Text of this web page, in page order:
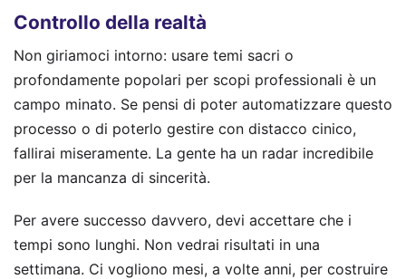
Controllo della realtà
Non giriamoci intorno: usare temi sacri o
profondamente popolari per scopi professionali è un
campo minato. Se pensi di poter automatizzare questo
processo o di poterlo gestire con distacco cinico,
fallirai miseramente. La gente ha un radar incredibile
per la mancanza di sincerità.
Per avere successo davvero, devi accettare che i
tempi sono lunghi. Non vedrai risultati in una
settimana. Ci vogliono mesi, a volte anni, per costruire